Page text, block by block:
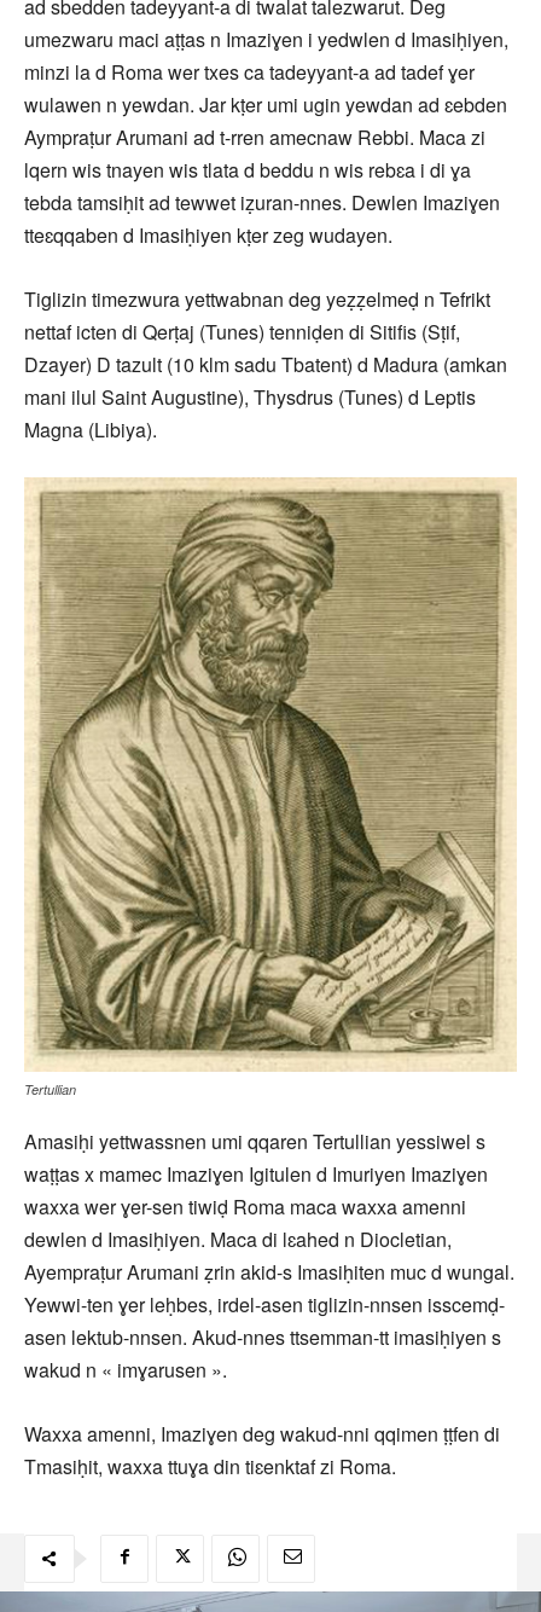
ad sbedden tadeyyant-a di twalat talezwarut. Deg
umezwaru maci aṭṭas n Imaziɣen i yedwlen d Imasiḥiyen,
minzi la d Roma wer txes ca tadeyyant-a ad tadef ɣer
wulawen n yewdan. Jar kṭer umi ugin yewdan ad ɛebden
Aympraṭur Arumani ad t-rren amecnaw Rebbi. Maca zi
lqern wis tnayen wis tlata d beddu n wis rebɛa i di ɣa
tebda tamsiḥit ad tewwet iẓuran-nnes. Dewlen Imaziɣen
tteɛqqaben d Imasiḥiyen kṭer zeg wudayen.
Tiglizin timezwura yettwabnan deg yeẓẓelmeḍ n Tefrikt
nettaf icten di Qerṭaj (Tunes) tenniḍen di Sitifis (Sṭif,
Dzayer) D tazult (10 klm sadu Tbatent) d Madura (amkan
mani ilul Saint Augustine), Thysdrus (Tunes) d Leptis
Magna (Libiya).
Tertullian
Amasiḥi yettwassnen umi qqaren Tertullian yessiwel s
waṭṭas x mamec Imaziɣen Igitulen d Imuriyen Imaziɣen
waxxa wer ɣer-sen tiwiḍ Roma maca waxxa amenni
dewlen d Imasiḥiyen. Maca di lɛahed n Diocletian,
Ayempraṭur Arumani ẓrin akid-s Imasiḥiten muc d wungal.
Yewwi-ten ɣer leḥbes, irdel-asen tiglizin-nnsen isscemḍ-
asen lektub-nnsen. Akud-nnes ttsemman-tt imasiḥiyen s
wakud n « imɣarusen ».
Waxxa amenni, Imaziɣen deg wakud-nni qqimen ṭṭfen di
Tmasiḥit, waxxa ttuɣa din tiɛenktaf zi Roma.